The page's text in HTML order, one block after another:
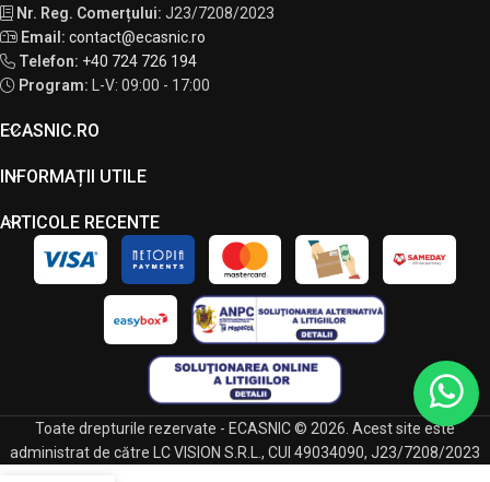
Nr. Reg. Comerțului: J23/7208/2023
Email: contact@ecasnic.ro
Telefon: +40 724 726 194
Program:
L-V: 09:00 - 17:00
ECASNIC.RO
INFORMAȚII UTILE
ARTICOLE RECENTE
Toate drepturile rezervate - ECASNIC © 2026. Acest site este
administrat de către LC VISION S.R.L., CUI 49034090, J23/7208/2023